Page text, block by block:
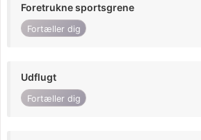
Foretrukne sportsgrene
Fortæller dig
Udflugt
Fortæller dig